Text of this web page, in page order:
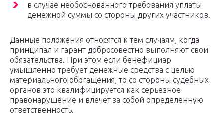
в случае необоснованного требования уплаты
денежной суммы со стороны других участников.
Данные положения относятся к тем случаям, когда
принципал и гарант добросовестно выполняют свои
обязательства. При этом если бенефициар
умышленно требует денежные средства с целью
материального обогащения, то со стороны судебных
органов это квалифицируется как серьезное
правонарушение и влечет за собой определенную
ответственность.